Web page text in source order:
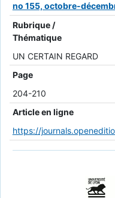
no 155, octobre-
Rubrique /
Thématique
UN CERTAIN REGARD
Page
204-210
Article en ligne
https://